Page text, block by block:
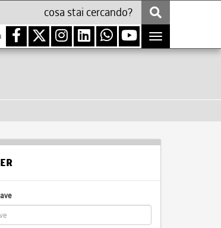
Toggle
navigation